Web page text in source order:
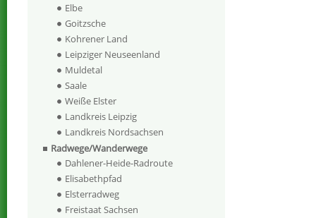
Elbe
Goitzsche
Kohrener Land
Leipziger Neuseenland
Muldetal
Saale
Weiße Elster
Landkreis Leipzig
Landkreis Nordsachsen
Radwege/Wanderwege
Dahlener-Heide-Radroute
Elisabethpfad
Elsterradweg
Freistaat Sachsen